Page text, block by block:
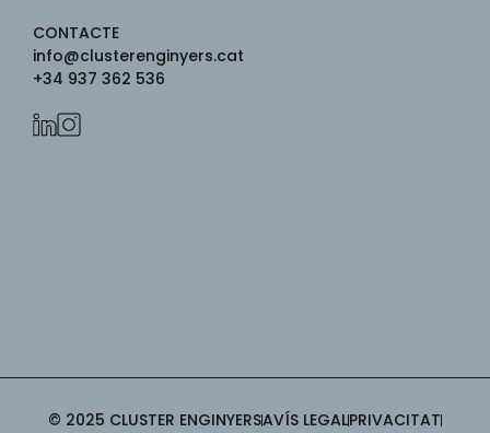
CONTACTE
info@clusterenginyers.cat
+34 937 362 536
© 2025 CLUSTER ENGINYERSAVÍS LEGALPRIVACITAT